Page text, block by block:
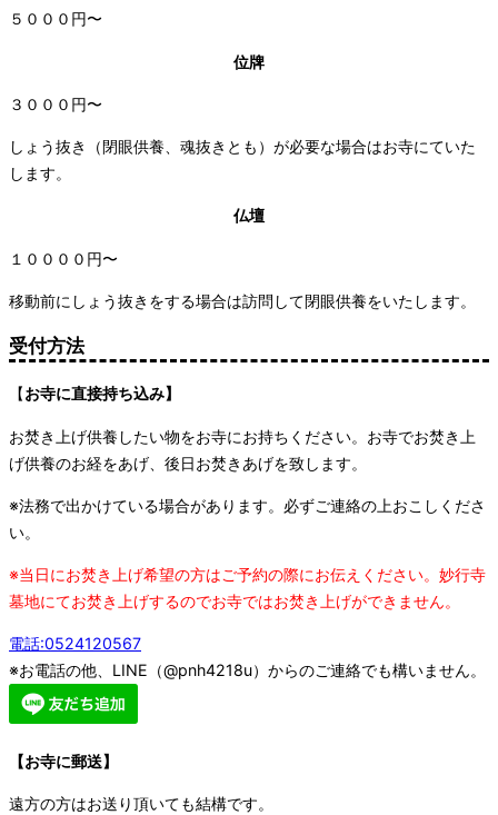
５０００円〜
位牌
３０００円〜
しょう抜き（閉眼供養、魂抜きとも）が必要な場合はお寺にていた
します。
仏壇
１００００円〜
移動前にしょう抜きをする場合は訪問して閉眼供養をいたします。
受付方法
【お寺に直接持ち込み】
お焚き上げ供養したい物をお寺にお持ちください。お寺でお焚き上
げ供養のお経をあげ、後日お焚きあげを致します。
※法務で出かけている場合があります。必ずご連絡の上おこしくださ
い。
※当日にお焚き上げ希望の方はご予約の際にお伝えください。妙行寺
墓地にてお焚き上げするのでお寺ではお焚き上げができません。
電話:0524120567
※お電話の他、LINE（@pnh4218u）からのご連絡でも構いません。
【お寺に郵送】
遠方の方はお送り頂いても結構です。